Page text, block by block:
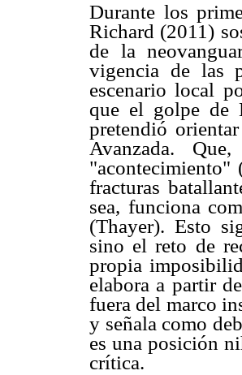
Durante los
Richard (2011)
de la
vigencia de las
escenario local
que el golpe de
pretendió
Avanzada.
"acontecimiento"
fracturas
sea, funciona
(Thayer). Esto
sino el reto de
propia
elabora a partir
fuera del marco
y señala como
es una posición
crítica.